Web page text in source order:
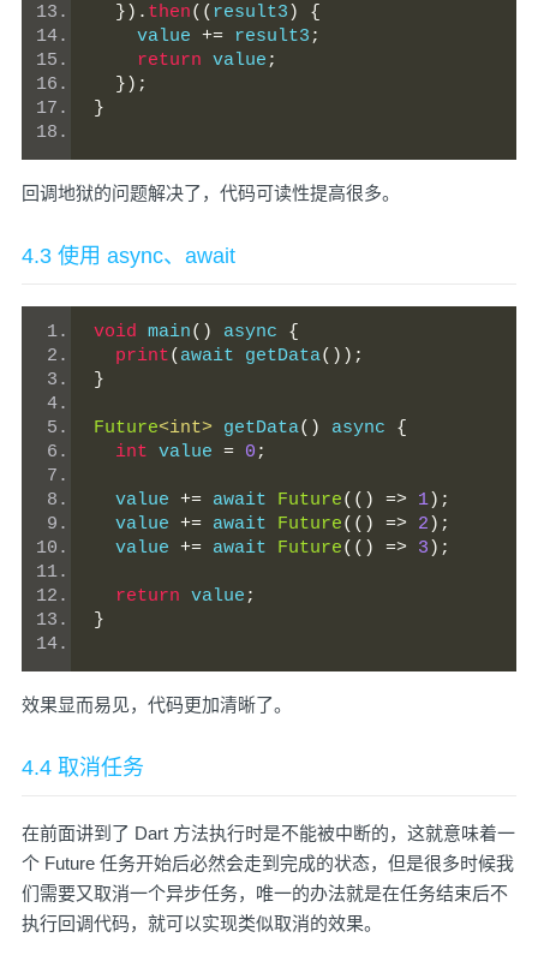
}). then(( result3 )
{
    value
+= result3 ;
return value ;
});
}
回调地狱的问题解决了，代码可读性提高很多。
4.3 使用 async、await
void main() async {
print( await getData());
}
Future<int> getData() async {
int value = 0 ;
  value
+= await Future(() => 1);
  value
+= await Future(() => 2 );
  value
+= await Future(() => 3 );
return value ;
}
效果显而易见，代码更加清晰了。
4.4 取消任务
在前面讲到了 Dart 方法执行时是不能被中断的，这就意味着一
个 Future 任务开始后必然会走到完成的状态，但是很多时候我
们需要又取消一个异步任务，唯一的办法就是在任务结束后不
执行回调代码，就可以实现类似取消的效果。